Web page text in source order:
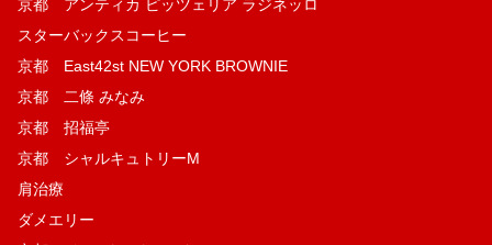
京都 アンティカ ピッツェリア ラジネッロ
スターバックスコーヒー
京都 East42st NEW YORK BROWNIE
京都 二條 みなみ
京都 招福亭
京都 シャルキュトリーM
肩治療
ダメエリー